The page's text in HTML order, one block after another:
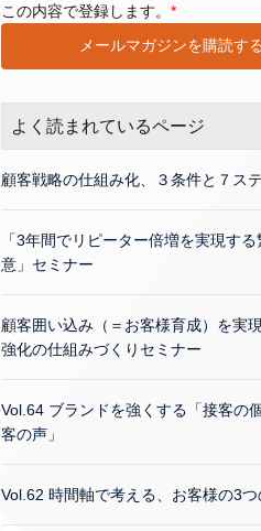
この内容で登録します。 *
よく読まれているページ
顧客戦略の仕組み化、３条件と７ス
「3年間でリピーター倍増を実現す
意」セミナー
顧客囲い込み（＝お客様育成）を実
強化の仕組みづくりセミナー
Vol.64 ブランドを強くする「接客の
客の声」
Vol.62 時間軸で考える、お客様の3